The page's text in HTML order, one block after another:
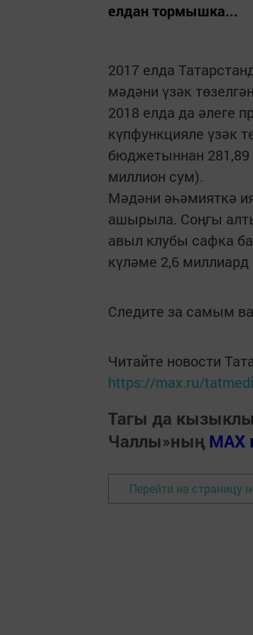
елдан тормышка...
2017 елда
мәдәни үзәк
2018 елда да әлеге
күпфункцияле үзәк
бюджетыннан 281,89
миллион сум).
Мәдәни әһәмияткә
ашырыла. Соңгы
авыл клубы сафка
күләме 2,6
Следите за самым
Читайте новости
https://max.ru/
Тагы да
Чаллы»ның MAX
Перейти на страницу